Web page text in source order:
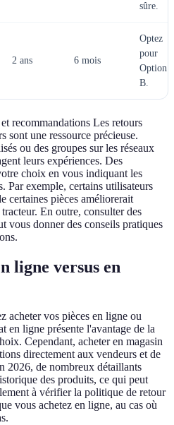
sûre.
2 ans 6 mois
Optez
pour
Option
B.
recommandations Les retours
sont une ressource précieuse.
ou des groupes sur les réseaux
leurs expériences. Des
choix en vous indiquant les
Par exemple, certains utilisateurs
certaines pièces améliorerait
En outre, consulter des
vous donner des conseils pratiques
ligne versus en
acheter vos pièces en ligne ou
en ligne présente l'avantage de la
Cependant, acheter en magasin
directement aux vendeurs et de
2026, de nombreux détaillants
des produits, ce qui peut
à vérifier la politique de retour
vous achetez en ligne, au cas où